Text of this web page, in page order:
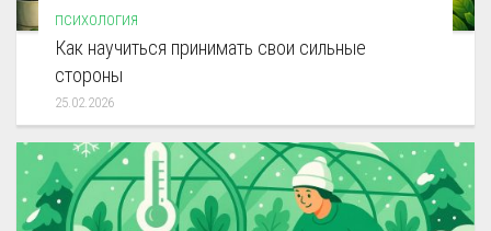
ПСИХОЛОГИЯ
Как научиться принимать свои сильные
стороны
25.02.2026